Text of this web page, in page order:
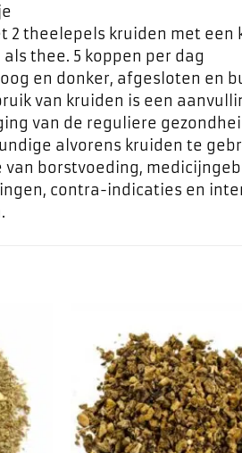
2 theelepels kruiden met
thee. 5 koppen per dag
en donker, afgesloten en
van kruiden is een
van de reguliere
alvorens kruiden te
van borstvoeding,
contra-indicaties en